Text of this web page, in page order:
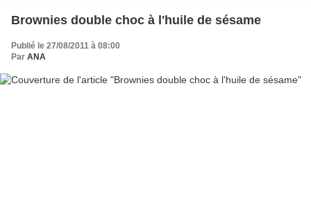
Brownies double choc à l'huile de sésame
Publié le 27/08/2011 à 08:00
Par ANA